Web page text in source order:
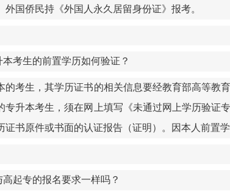
外国侨民持《外国人永久居留身份证》报考。
本考生的前置学历如何验证？
的考生，其学历证书的相关信息要经教育部高等教
专升本考生，须在网上填写《未通过网上学历验证
证书原件或书面的认证报告（证明）。
因本人前置
起专的报名要求一样吗？